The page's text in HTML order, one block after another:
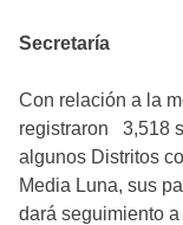
Secretaría
Con relación a la
registraron 3,518
algunos Distritos
Media Luna, sus
dará seguimiento